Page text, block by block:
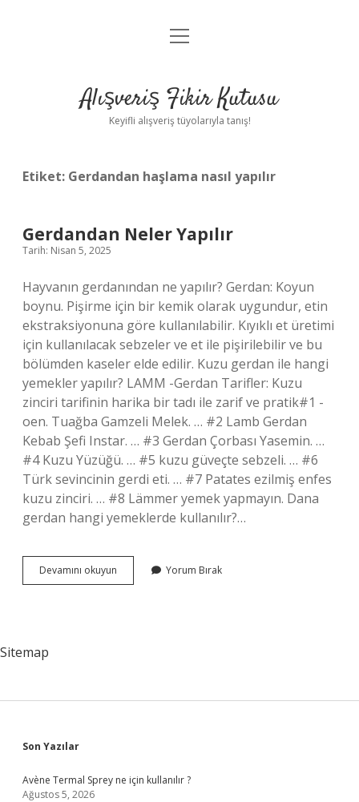
Anasayfa
Yasal Uyarı
menüyü
Alışveriş Fikir Kutusu
Keyifli alışveriş tüyolarıyla tanış!
Etiket: Gerdandan haşlama nasıl yapılır
Gerdandan Neler Yapılır
Tarih: Nisan 5, 2025
Hayvanın gerdanından ne yapılır? Gerdan: Koyun
boynu. Pişirme için bir kemik olarak uygundur, etin
ekstraksiyonuna göre kullanılabilir. Kıyıklı et üretimi
için kullanılacak sebzeler ve et ile pişirilebilir ve bu
bölümden kaseler elde edilir. Kuzu gerdan ile hangi
yemekler yapılır? LAMM -Gerdan Tarifler: Kuzu
zinciri tarifinin harika bir tadı ile zarif ve pratik#1 -
oen. Tuağba Gamzeli Melek. … #2 Lamb Gerdan
Kebab Şefi Instar. … #3 Gerdan Çorbası Yasemin. …
#4 Kuzu Yüzüğü. … #5 kuzu güveçte sebzeli. … #6
Türk sevincinin gerdi eti. … #7 Patates ezilmiş enfes
kuzu zinciri. … #8 Lämmer yemek yapmayın. Dana
gerdan hangi yemeklerde kullanılır?…
Devamını okuyun Gerdandan
Neler
Yorum Bırak
Sitemap
Sidebar
Son Yazılar
Avène Termal Sprey ne için kullanılır ?
Ağustos 5, 2026